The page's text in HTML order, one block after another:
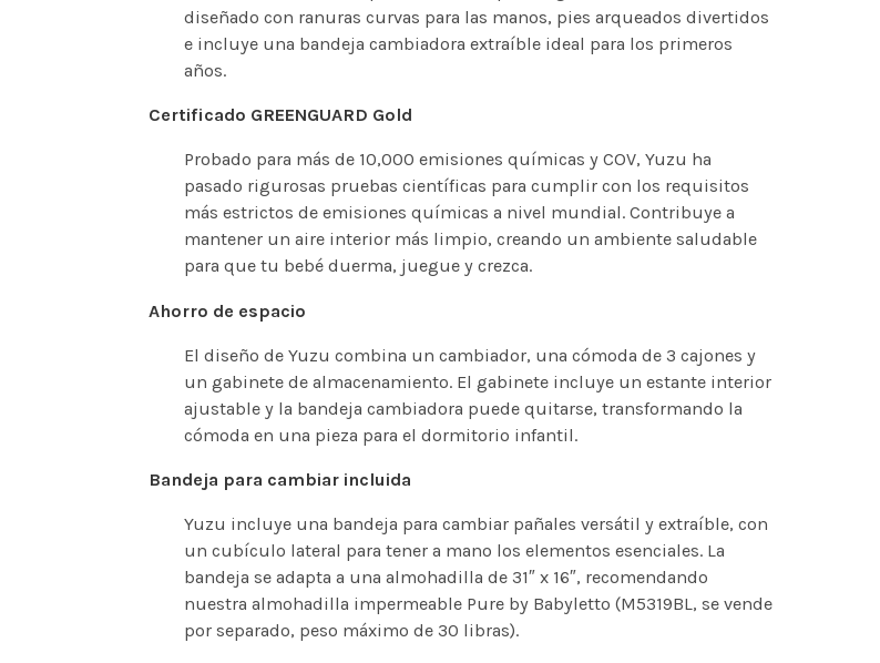
diseñado con ranuras curvas para las manos, pies arqueados divertidos
e incluye una bandeja cambiadora extraíble ideal para los primeros
años.
Certificado GREENGUARD Gold
Probado para más de 10,000 emisiones químicas y COV, Yuzu ha
pasado rigurosas pruebas científicas para cumplir con los requisitos
más estrictos de emisiones químicas a nivel mundial. Contribuye a
mantener un aire interior más limpio, creando un ambiente saludable
para que tu bebé duerma, juegue y crezca.
Ahorro de espacio
El diseño de Yuzu combina un cambiador, una cómoda de 3 cajones y
un gabinete de almacenamiento. El gabinete incluye un estante interior
ajustable y la bandeja cambiadora puede quitarse, transformando la
cómoda en una pieza para el dormitorio infantil.
Bandeja para cambiar incluida
Yuzu incluye una bandeja para cambiar pañales versátil y extraíble, con
un cubículo lateral para tener a mano los elementos esenciales. La
bandeja se adapta a una almohadilla de 31″ x 16″, recomendando
nuestra almohadilla impermeable Pure by Babyletto (M5319BL, se vende
por separado, peso máximo de 30 libras).